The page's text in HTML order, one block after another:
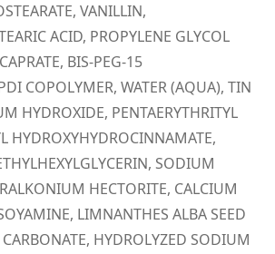
VANILLIN,
ACID, PROPYLENE GLYCOL
BIS-PEG-15
COPOLYMER, WATER (AQUA), TIN
HYDROXIDE, PENTAERYTHRITYL
HYDROXYHYDROCINNAMATE,
SODIUM
HECTORITE, CALCIUM
LIMNANTHES ALBA SEED
HYDROLYZED SODIUM